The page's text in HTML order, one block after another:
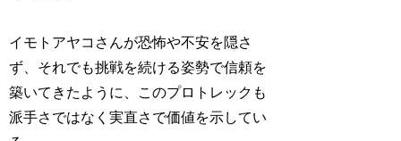
イモトアヤコさんが恐怖や不安を隠さ
ず、それでも挑戦を続ける姿勢で信頼を
築いてきたように、このプロトレックも
派手さではなく実直さで価値を示してい